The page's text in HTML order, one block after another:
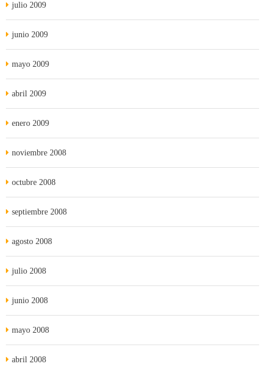
julio 2009
junio 2009
mayo 2009
abril 2009
enero 2009
noviembre 2008
octubre 2008
septiembre 2008
agosto 2008
julio 2008
junio 2008
mayo 2008
abril 2008